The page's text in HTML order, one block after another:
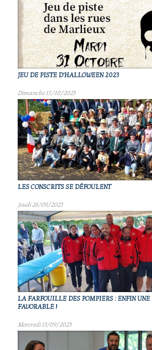
JEU DE PISTE D'HALLOWEEN 2023
Dimanche 15/10/2023
LES CONSCRITS SE DÉFOULENT
Jeudi 28/09/2023
LA FARFOUILLE DES POMPIERS : ENFIN UNE
FAVORABLE !
Mercredi 13/09/2023